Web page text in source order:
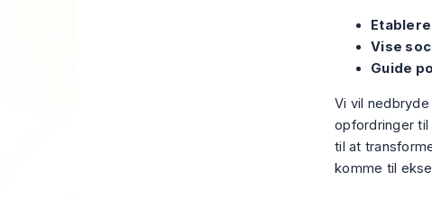
Vise
Guide
Vi vil
opfordringer til
til at
komme til